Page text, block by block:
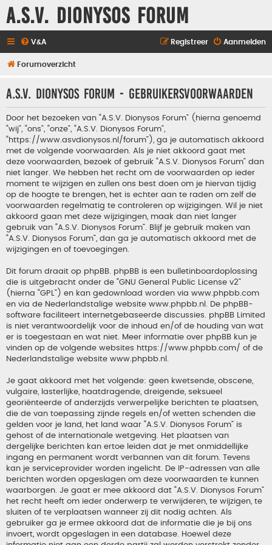
A.S.V. Dionysos Forum
V&A Aanmelden
Registreer
Forumoverzicht
A.S.V. Dionysos Forum - Gebruikersvoorwaarden
Door het bezoeken van “A.S.V. Dionysos Forum” (hierna genoemd
“wij”, “ons”, “onze”, “A.S.V. Dionysos Forum”,
“https://www.asvdionysos.nl/forum”), ga je automatisch akkoord
met de volgende voorwaarden. Als je niet akkoord gaat met
deze voorwaarden, bezoek of gebruik “A.S.V. Dionysos Forum” dan
niet langer. We hebben het recht om de voorwaarden op ieder
moment te wijzigen en zullen ons best doen om je hiervan tijdig
op de hoogte te brengen, het is echter aan te raden om zelf de
voorwaarden regelmatig te controleren op wijzigingen. Wil je niet
akkoord gaan met deze wijzigingen, maak dan niet langer
gebruik van “A.S.V. Dionysos Forum”. Blijf je gebruik maken van
“A.S.V. Dionysos Forum”, dan ga je automatisch akkoord met de
wijzigingen en of toevoegingen.
Dit forum draait op phpBB. phpBB is een bulletinboardoplossing
die is uitgebracht onder de “GNU General Public License v2”
(hierna “GPL”) en kan gedownload worden via www.phpbb.com
en via de Nederlandstalige website www.phpbb.nl . De phpBB-
software faciliteert internetgebaseerde discussies. phpBB Limited
is niet verantwoordelijk voor de inhoud en/of de houding van wat
er is toegestaan en wat niet. Meer informatie over phpBB kun je
vinden op de volgende websites https://www.phpbb.com/ of de
Nederlandstalige website www.phpbb.nl .
Je gaat akkoord met het volgende: geen kwetsende, obscene,
vulgaire, lasterlijke, haatdragende, dreigende, seksueel
georiënteerde of anderzijds verwerpelijke berichten te plaatsen,
die de van toepassing zijnde regels en/of wetten schenden die
gelden voor je land, het land waar “A.S.V. Dionysos Forum” is
gehost of de internationale wetgeving. Het plaatsen van
dergelijke berichten kan ertoe leiden dat je met onmiddellijke
ingang en permanent wordt verbannen van dit forum. Tevens
kan je serviceprovider worden ingelicht. De IP-adressen van alle
berichten worden opgeslagen om deze voorwaarden te kunnen
waarborgen. Je gaat er mee akkoord dat “A.S.V. Dionysos Forum”
het recht heeft om ieder onderwerp te verwijderen, te wijzigen, te
sluiten of te verplaatsen wanneer zij dit nodig achten. Als
gebruiker ga je ermee akkoord dat de informatie die je bij ons
invoert, wordt opgeslagen in een database. Hoewel deze